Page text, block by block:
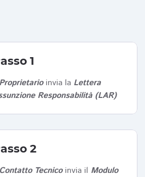
1
Proprietarioinvia la Lettera
Responsabilità (LAR)
2
Contatto Tecnicoinvia il Modulo